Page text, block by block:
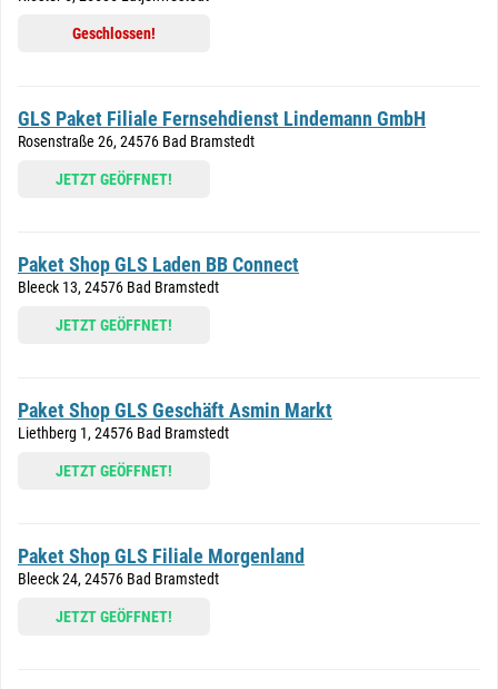
Geschlossen!
GLS Paket Filiale Fernsehdienst Lindemann GmbH
Rosenstraße 26, 24576 Bad Bramstedt
JETZT GEÖFFNET!
Paket Shop GLS Laden BB Connect
Bleeck 13, 24576 Bad Bramstedt
JETZT GEÖFFNET!
Paket Shop GLS Geschäft Asmin Markt
Liethberg 1, 24576 Bad Bramstedt
JETZT GEÖFFNET!
Paket Shop GLS Filiale Morgenland
Bleeck 24, 24576 Bad Bramstedt
JETZT GEÖFFNET!